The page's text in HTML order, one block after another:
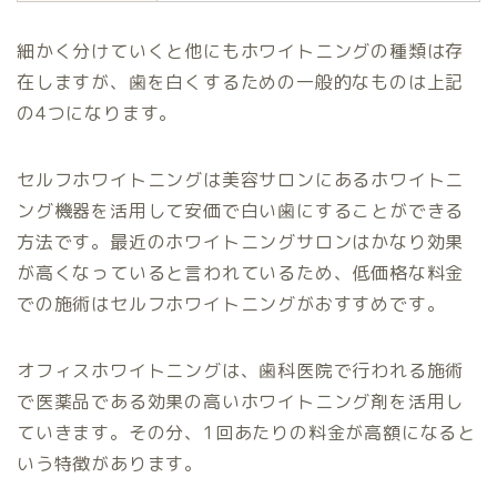
細かく分けていくと他にもホワイトニングの種類は存
在しますが、歯を白くするための一般的なものは上記
の4つになります。
セルフホワイトニングは美容サロンにあるホワイトニ
ング機器を活用して安価で白い歯にすることができる
方法です。最近のホワイトニングサロンはかなり効果
が高くなっていると言われているため、低価格な料金
での施術はセルフホワイトニングがおすすめです。
オフィスホワイトニングは、歯科医院で行われる施術
で医薬品である効果の高いホワイトニング剤を活用し
ていきます。その分、1回あたりの料金が高額になると
いう特徴があります。